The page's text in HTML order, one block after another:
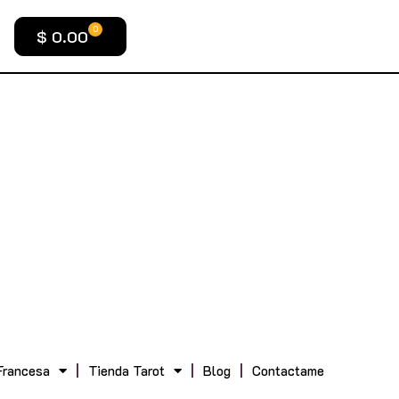
$ 0.00 0
Tienda Tarot Blog Contactame